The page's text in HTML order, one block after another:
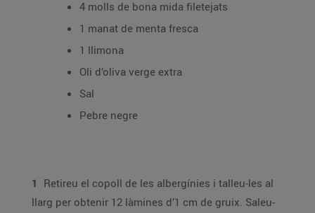
4 molls de bona mida filetejats
1 manat de menta fresca
1 llimona
Oli d’oliva verge extra
Sal
Pebre negre
1 Retireu el copoll de les albergínies i talleu-les al
llarg per obtenir 12 làmines d’1 cm de gruix. Saleu-